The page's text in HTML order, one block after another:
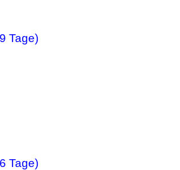
Tage)
Tage)